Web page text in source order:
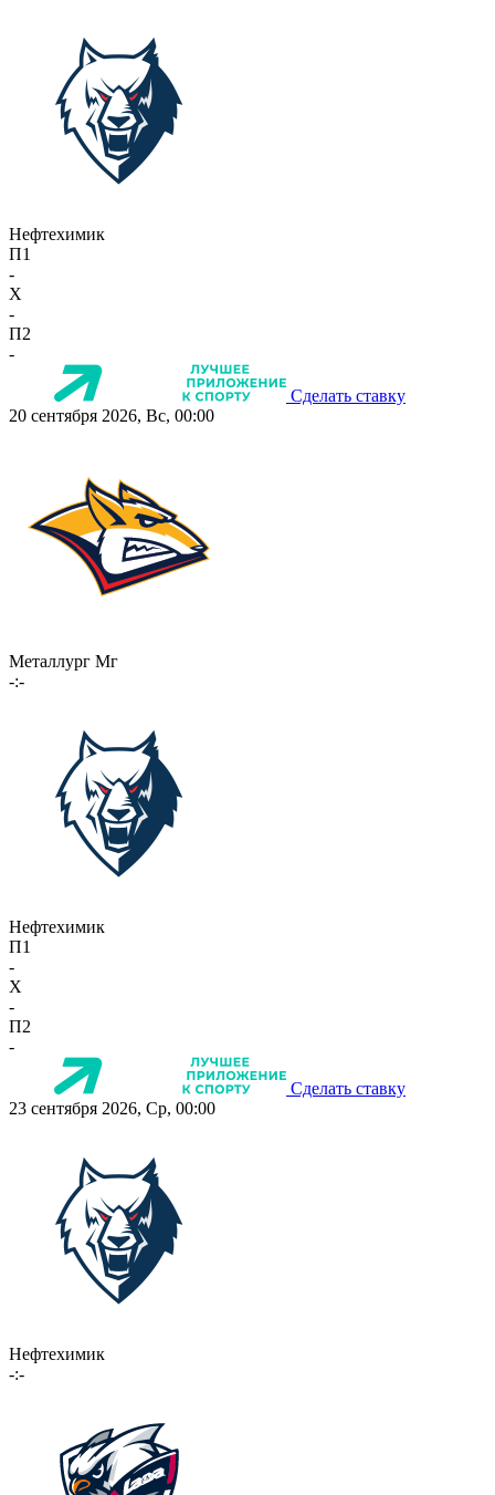
Нефтехимик
П1
-
X
-
П2
-
Сделать ставку
20 сентября 2026, Вс, 00:00
Металлург Мг
-:-
Нефтехимик
П1
-
X
-
П2
-
Сделать ставку
23 сентября 2026, Ср, 00:00
Нефтехимик
-:-